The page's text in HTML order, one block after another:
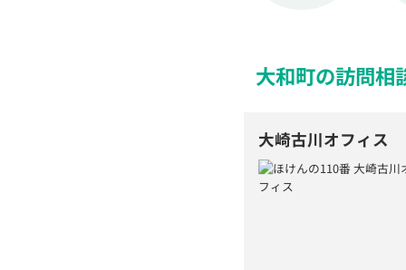
大和町の訪問相
大崎古川オフィス